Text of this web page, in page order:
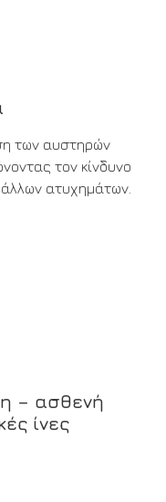
των αυστηρών
τον κίνδυνο
ατυχημάτων.
– ασθενή
ίνες